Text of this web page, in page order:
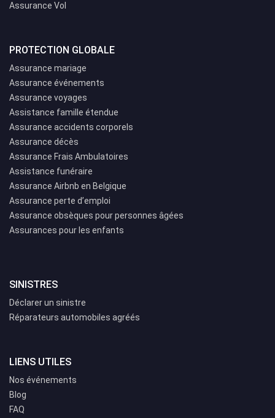
Assurance Vol
PROTECTION GLOBALE
Assurance mariage
Assurance événements
Assurance voyages
Assistance famille étendue
Assurance accidents corporels
Assurance décès
Assurance Frais Ambulatoires
Assistance funéraire
Assurance Airbnb en Belgique
Assurance perte d’emploi
Assurance obsèques pour personnes âgées
Assurances pour les enfants
SINISTRES
Déclarer un sinistre
Réparateurs automobiles agréés
LIENS UTILES
Nos événements
Blog
FAQ